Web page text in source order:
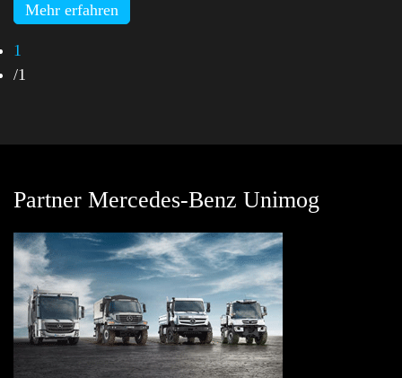
Mehr erfahren
1
/1
Partner Mercedes-Benz Unimog